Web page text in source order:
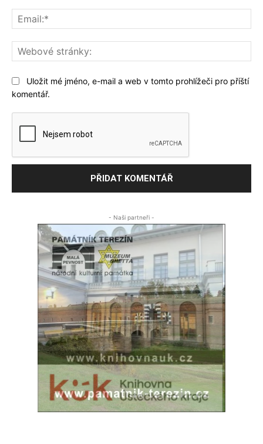
Uložit mé jméno, e-mail a web v tomto prohlížeči pro příští
komentář.
- Naši partneři -